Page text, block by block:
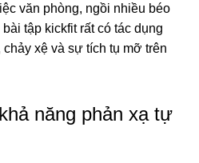
văn phòng, ngồi nhiều béo
tập kickfit rất có tác dụng
xệ và sự tích tụ mỡ trên
năng phản xạ tự